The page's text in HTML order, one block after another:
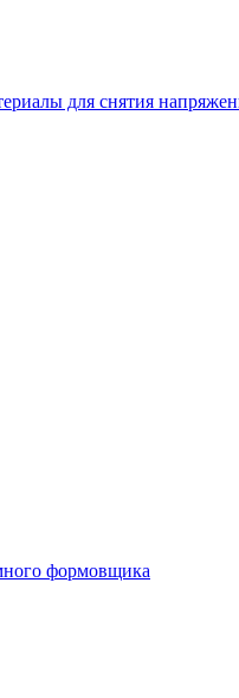
для снятия
формовщика